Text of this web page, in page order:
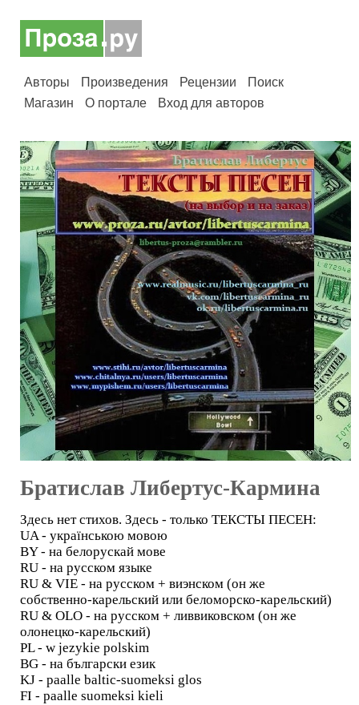
Авторы Произведения Рецензии
Поиск
Магазин
О портале Вход для авторов
Братислав Либертус-Кармина
Здесь нет стихов. Здесь - только ТЕКСТЫ ПЕСЕН:
UA - українською мовою
BY - на белорускай мове
RU - на русском языке
RU & VIE - на русском + виэнском (он же
собственно-карельский или беломорско-карельский)
RU & OLO - на русском + ливвиковском (он же
олонецко-карельский)
PL - w jezykie polskim
BG - на български език
KJ - paalle baltic-suomeksi glos
FI - paalle suomeksi kieli